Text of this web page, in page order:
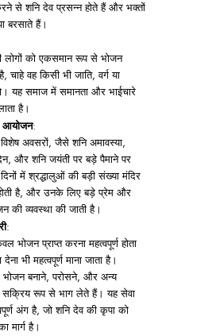
से शनि देव प्रसन्न होते हैं और भक्तों
बरसाते हैं।
लोगों को एकसमान रूप से भोजन
चाहे वह किसी भी जाति, वर्ग या
यह समाज में समानता और भाईचारे
है।
आयोजन:
अवसरों, जैसे शनि अमावस्या,
और शनि जयंती पर बड़े पैमाने पर
में श्रद्धालुओं की बड़ी संख्या मंदिर
है, और उनके लिए बड़े प्रेम और
की व्यवस्था की जाती है।
:
भोजन प्राप्त करना महत्वपूर्ण होता
भी महत्वपूर्ण माना जाता है।
बनाने, परोसने, और अन्य
सक्रिय रूप से भाग लेते हैं। यह सेवा
अंग है, जो शनि देव की कृपा को
मार्ग है।